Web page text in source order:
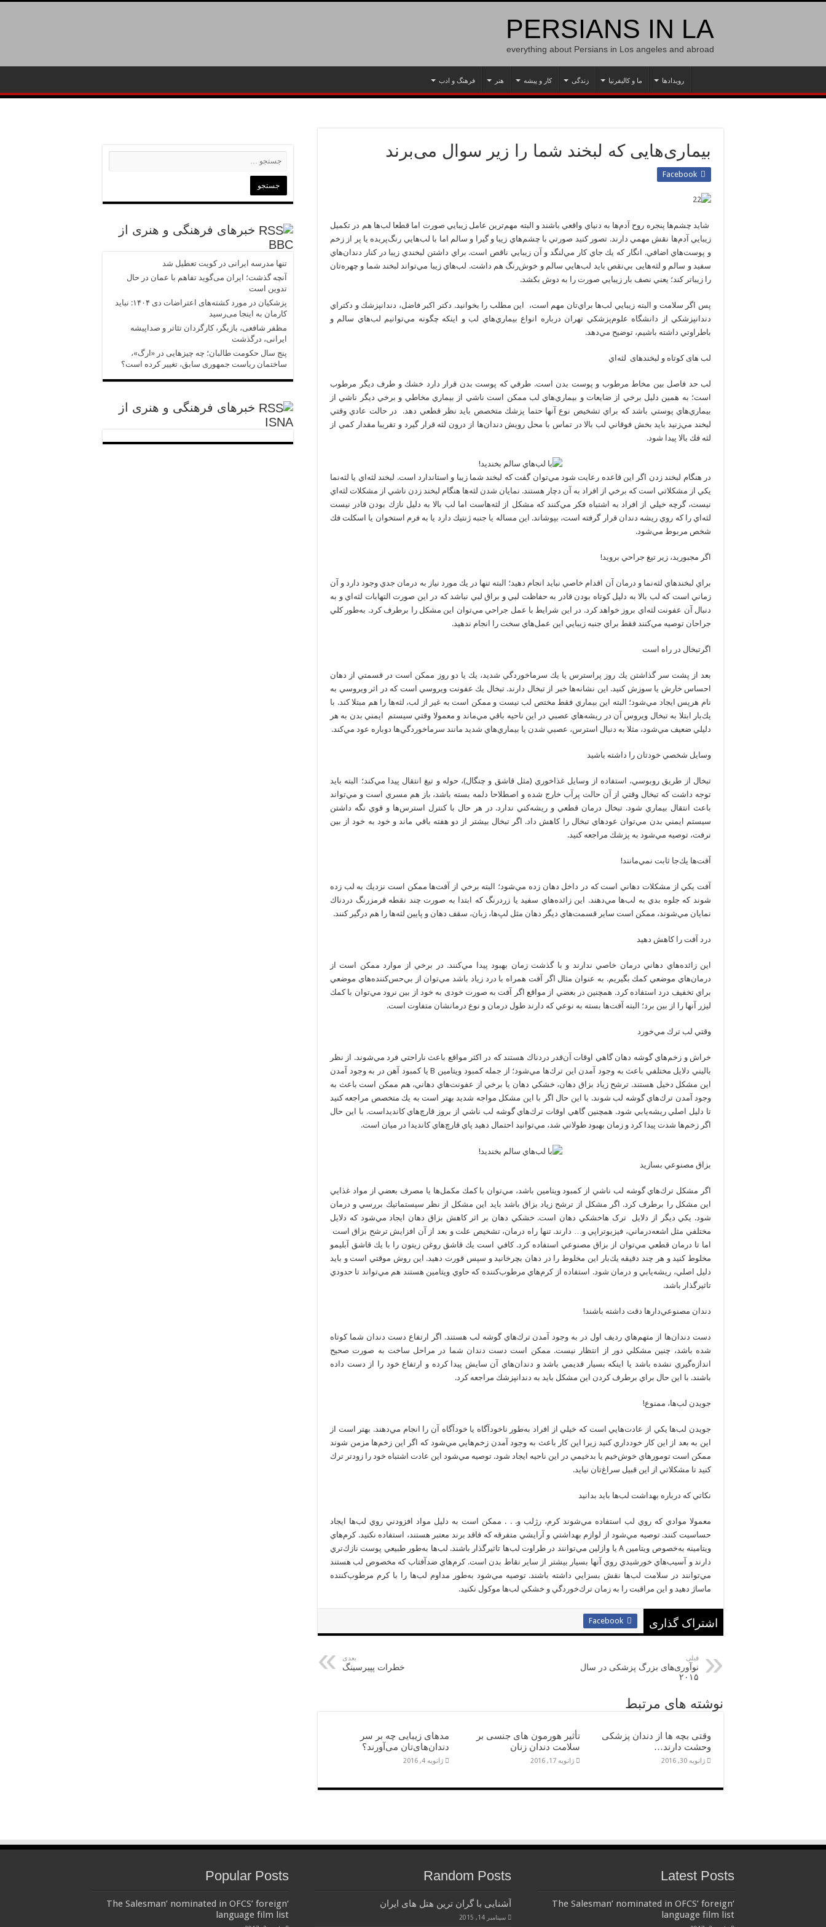
PERSIANS IN LA
everything about Persians in Los angeles and abroad
رویدادها ما و کالیفرنیا زندگی کار و پیشه هنر فرهنگ و ادب
بیماری‌هایی که لبخند شما را زیر سوال می‌برند
Facebook
شايد چشم‌ها پنجره روح آدم‌ها به دنياي واقعي باشند و البته مهم‌ترين عامل زيبايي صورت اما قطعا لب‌ها هم در تكميل
زيبايي آدم‌ها نقش مهمي دارند. تصور كنيد صورتي با چشم‌هاي زيبا و گيرا و سالم اما با لب‌هايي رنگ‌پريده يا پر از زخم
و پوست‌هاي اضافي. انگار كه يك جاي كار مي‌لنگد و آن زيبايي ناقص است. براي داشتن لبخندي زيبا در كنار دندان‌هاي
سفيد و سالم و لثه‌هايی بي‌نقص بايد لب‌هايي سالم و خوش‌رنگ هم داشت. لب‌‌هاي زيبا مي‌‌تواند لبخند شما و چهره‌‌تان
را زيباتر كند؛ يعني نصف بار زيبايي صورت را به دوش بكشد.
پس اگر سلامت و البته زيبايي لب‌ها براي‌تان مهم است، اين مطلب را بخوانيد. دكتر اكبر فاضل، دندانپزشك و دكتراي
دندانپزشكي از دانشگاه علوم‌پزشكي تهران درباره انواع بيماري‌هاي لب و اينكه چگونه مي‌توانيم لب‌هاي سالم و
باطراوتي داشته باشيم، توضيح مي‌دهد.
لب های کوتاه و لبخندهای لثه‌اي
لب حد فاصل بين مخاط مرطوب و پوست بدن است. طرفي كه پوست بدن قرار دارد خشك و طرف ديگر مرطوب
است؛ به همين دليل برخي از ضايعات و بيماري‌هاي لب ممكن است ناشي از بيماري مخاطي و برخي ديگر ناشي از
بيماري‌هاي پوستي باشد كه براي تشخيص نوع آنها حتما پزشك متخصص بايد نظر قطعي دهد. در حالت عادي وقتي
لبخند مي‌زنيد بايد بخش فوقاني لب بالا در تماس با محل رويش دندان‌‌ها از درون لثه قرار ‌گيرد و تقريبا مقدار كمي از
لثه‌ فك بالا پيدا ‌شود.
در هنگام لبخند زدن اگر اين قاعده رعايت شود مي‌توان گفت كه لبخند شما زيبا و استاندارد است. لبخند لثه‌اي يا لثه‌نما
يكي از مشكلاتي است كه برخي از افراد به آن دچار هستند. نمايان شدن لثه‌ها هنگام لبخند زدن ناشي از مشكلات لثه‌اي
نيست، گرچه خيلي از افراد به اشتباه فكر مي‌كنند كه مشكل از لثه‌هاست اما لب بالا به دليل نازك بودن قادر نيست
لثه‌اي را كه روي ريشه دندان قرار گرفته است، بپوشاند. اين مساله يا جنبه ژنتيك دارد يا به فرم استخوان يا اسكلت فك
شخص مربوط مي‌شود.
اگر مجبوريد، زير تيغ جراحي برويد!
براي لبخند‌هاي لثه‌نما و درمان آن اقدام خاصي نبايد انجام دهيد؛ البته تنها در يك مورد نياز به درمان جدي وجود دارد و آن
زماني است كه لب بالا به دليل كوتاه بودن قادر به حفاظت لبي و براق لبي نباشد كه در اين صورت التهابات لثه‌اي و به
دنبال آن عفونت لثه‌اي بروز خواهد كرد. در اين شرايط با عمل جراحي مي‌توان اين مشكل را برطرف كرد. به‌طور كلي
جراحان توصيه مي‌كنند فقط براي جنبه زيبايي اين عمل‌هاي سخت را انجام ندهید.
اگرتبخال در راه است
بعد از پشت سر گذاشتن يك روز پراسترس يا يك سرماخوردگي شديد، يك يا دو روز ممكن است در قسمتي از دهان
احساس خارش يا سوزش كنيد. اين نشانه‌ها خبر از تبخال دارند. تبخال يك عفونت ويروسي است كه در اثر ويروسي به
نام هرپس ايجاد مي‌شود؛ البته اين بيماري فقط مختص لب نيست و ممكن است به غير از لب، لثه‌ها را هم مبتلا كند. با
يك‌بار ابتلا به تبخال ويروس آن در ريشه‌هاي عصبي در اين ناحيه باقي مي‌ماند و معمولا وقتي سیستم ايمني بدن به هر
دليلي ضعيف مي‌شود، مثلا به دنبال استرس، عصبي شدن يا بيماري‌هاي شديد مانند سرماخوردگي‌ها دوباره عود مي‌كند.
وسايل شخصي خودتان را داشته باشيد
تبخال از طريق روبوسي، استفاده از وسايل غذاخوري (مثل قاشق و چنگال)، حوله و تيغ انتقال پيدا مي‌كند؛ البته بايد
توجه داشت كه تبخال وقتي از آن حالت پرآب خارج شده و اصطلاحا دلمه بسته باشد، باز هم مسري است و مي‌تواند
باعث انتقال بيماري شود. تبخال درمان قطعي و ريشه‌كني ندارد. در هر حال با كنترل استرس‌ها و قوي نگه داشتن
سيستم ايمني بدن مي‌توان عودهاي تبخال را كاهش داد. اگر تبخال بيشتر از دو هفته باقي ماند و خود به خود از بين
نرفت، توصيه مي‌شود به پزشك مراجعه كنيد.
آفت‌ها يك‌جا ثابت نمي‌مانند!
آفت يكي از مشكلات دهاني است كه در داخل دهان زده مي‌شود؛ البته برخي از آفت‌ها ممكن است نزديك به لب زده
شوند كه جلوه بدي به لب‌ها مي‌دهند. اين زائده‌هاي سفيد يا زردرنگ كه ابتدا به صورت چند نقطه قرمزرنگ دردناك
نمايان مي‌شوند، ممكن است ساير قسمت‌هاي ديگر دهان مثل لپ‌ها، زبان، سقف دهان و پايين لثه‌ها را هم درگير كنند.
درد آفت را كاهش دهيد
اين زائده‌هاي دهاني درمان خاصي ندارند و با گذشت زمان بهبود پيدا مي‌كنند. در برخي از موارد ممكن است از
درمان‌هاي موضعي كمك بگيريم. به عنوان مثال اگر آفت همراه با درد زياد باشد مي‌توان از بي‌حس‌كننده‌هاي موضعي
براي تخفيف درد استفاده كرد. همچنين در بعضي از مواقع اگر آفت به صورت خودی به خود از بين نرود مي‌توان با كمك
ليزر آنها را از بين برد؛ البته آفت‌ها بسته به نوعي كه دارند طول درمان و نوع درمانشان متفاوت است.
وقتي لب ترك مي‌خورد
خراش و زخم‌هاي گوشه دهان گاهي اوقات آن‌قدر دردناك هستند كه در اكثر مواقع باعث ناراحتي فرد مي‌شوند. از نظر
باليني دلایل مختلفي باعث به وجود آمدن اين ترك‌ها مي‌شود؛ از جمله كمبود ويتامين B يا كمبود آهن در به وجود آمدن
اين مشكل دخيل هستند. ترشح زياد بزاق دهان، خشكي دهان يا برخي از عفونت‌هاي دهاني، هم ممكن است باعث به
وجود آمدن ترك‌هاي گوشه لب شوند. با اين حال اگر با اين مشكل مواجه شديد بهتر است به يك متخصص مراجعه كنيد
تا دليل اصلي ريشه‌يابي شود. همچنين گاهي اوقات ترك‌هاي گوشه لب ناشي از بروز قارچ‌هاي كانديداست. با اين حال
اگر زخم‌ها شدت پيدا كرد و زمان بهبود طولاني شد، مي‌توانيد احتمال دهيد پاي قارچ‌هاي كانديدا در ميان است.
بزاق مصنوعي بسازيد
اگر مشكل ترك‌هاي گوشه لب ناشي از كمبود ويتامين باشد، مي‌توان با كمك مكمل‌ها يا مصرف بعضي از مواد غذايي
اين مشكل را برطرف كرد. اگر مشكل از ترشح زياد بزاق باشد بايد اين مشكل از نظر سيستماتيك بررسي و درمان
شود. يكي ديگر از دلایل ترک هاخشكي دهان است. خشكي دهان بر اثر كاهش بزاق دهان ايجاد مي‌شود كه دلایل
مختلفي مثل اشعه‌درماني، فيزيوتراپي و… دارند. تنها راه درمان، تشخيص علت و بعد از آن افزايش ترشح بزاق است
اما تا درمان قطعي مي‌توان از بزاق مصنوعي استفاده كرد. كافي است يك قاشق روغن زيتون را با يك قاشق آبليمو
مخلوط كنيد و هر چند دقيقه يك‌بار اين مخلوط را در دهان بچرخانيد و سپس قورت دهيد. اين روش موقتي است و بايد
دليل اصلي، ريشه‌يابي و درمان شود. استفاده از كرم‌هاي مرطوب‌كننده كه حاوي ويتامين هستند هم مي‌تواند تا حدودي
تاثيرگذار باشد.
دندان مصنوعي‌دار‌ها دقت داشته باشند!
دست دندان‌ها از متهم‌هاي رديف اول در به وجود آمدن ترك‌هاي گوشه لب هستند. اگر ارتفاع دست دندان شما كوتاه
شده باشد، چنين مشكلي دور از انتظار نيست. ممكن است دست دندان شما در مراحل ساخت به صورت صحيح
اندازه‌‌گيري نشده باشد يا اینکه بسيار قديمي باشد و دندان‌‌هاي آن سايش پيدا كرده و ارتفاع خود را از دست داده
باشند. با اين حال براي برطرف كردن اين مشكل بايد به دندانپزشك مراجعه كرد.
جويدن لب‌ها، ممنوع!
جويدن لب‌ها يكي از عادت‌هايي است كه خيلي از افراد به‌طور ناخودآگاه يا خودآگاه آن را انجام مي‌دهند. بهتر است از
اين به بعد از اين كار خودداري كنيد زيرا اين كار باعث به وجود آمدن زخم‌هايي مي‌شود كه اگر اين زخم‌ها مزمن شوند
ممكن است تومورهاي خوش‌خيم يا بدخيمي در اين ناحيه ايجاد شود. توصيه مي‌شود اين عادت اشتباه خود را زودتر ترك
كنيد تا مشكلاتي از اين قبيل سراغ‌تان نيايد.
نكاتي كه درباره بهداشت لب‌ها باید بدانيد
معمولا موادي كه روي لب استفاده مي‌شوند كرم، رژلب و. . . ممكن است به دليل مواد افزودني روي لب‌ها ايجاد
حساسيت كنند. توصيه مي‌شود از لوازم بهداشتي و آرايشي متفرقه كه فاقد برند معتبر هستند، استفاده نكنيد. كرم‌هاي
ويتامينه به‌خصوص ويتامين A يا وازلين مي‌توانند در طراوت لب‌ها تاثيرگذار باشند. لب‌ها به‌طور طبيعي پوست نازك‌تري
دارند و آسيب‌هاي خورشيدي روي آنها بسيار بيشتر از ساير نقاط بدن است. كرم‌هاي ضدآفتاب كه مخصوص لب هستند
مي‌توانند در سلامت لب‌ها نقش بسزايي داشته باشند. توصيه مي‌شود به‌طور مداوم لب‌ها را با كرم مرطوب‌كننده
ماساژ دهيد و اين مراقبت را به زمان ترك‌خوردگي و خشكي لب‌ها موكول نكنيد.
اشتراک گذاری Facebook
قبلی
نوآوری‌های بزرگ پزشکی در سال
۲۰۱۵
بعدی
خطرات پپیرسینگ
نوشته های مرتبط
وقتی بچه ها از دندان پزشکی
وحشت دارند…
ژانویه 30, 2016
تأثیر هورمون های جنسی بر
سلامت دندان زنان
ژانویه 17, 2016
مدهای زیبایی چه بر سر
دندان‌های‌تان می‌آورند؟
ژانویه 4, 2016
خبرهای فرهنگی و هنری از
BBC
تنها مدرسه ایرانی در کویت تعطیل شد
آنچه گذشت؛ ایران می‌گوید تفاهم با عمان در حال
تدوین است
پزشکیان در مورد کشته‌های اعتراضات دی ۱۴۰۴: نباید
کارمان به اینجا می‌رسید
مظفر شافعی، بازیگر، کارگردان تئاتر و صداپیشه
ایرانی، درگذشت
پنج سال حکومت طالبان؛ چه چیزهایی در «ارگ»،
ساختمان ریاست جمهوری سابق، تغییر کرده است؟
خبرهای فرهنگی و هنری از
ISNA
Latest Posts
‘The Salesman’ nominated in OFCS’ foreign
language film list
Random Posts
آشنایی با گران ترین هتل های ایران
سپتامبر 14, 2015
Popular Posts
‘The Salesman’ nominated in OFCS’ foreign
language film list